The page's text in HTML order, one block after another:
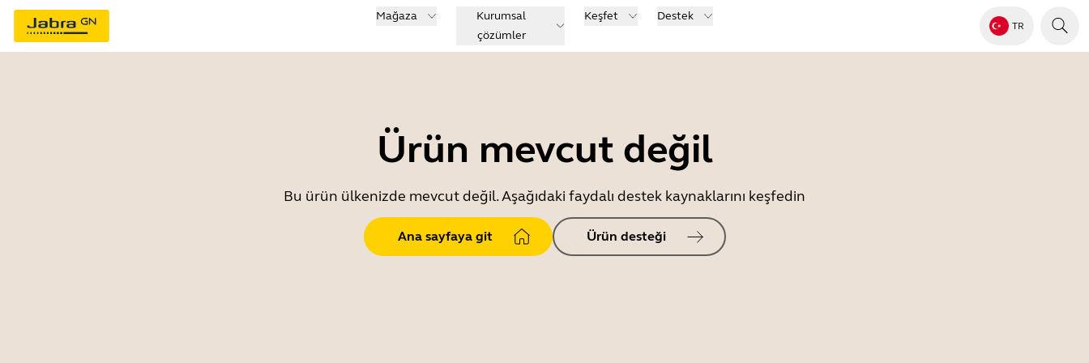
Mağaza
Kurumsal
çözümler
Keşfet Destek
TR
Ürün mevcut değil
Bu ürün ülkenizde mevcut değil. Aşağıdaki faydalı destek kaynaklarını keşfedin
Ana sayfaya git Ürün desteği